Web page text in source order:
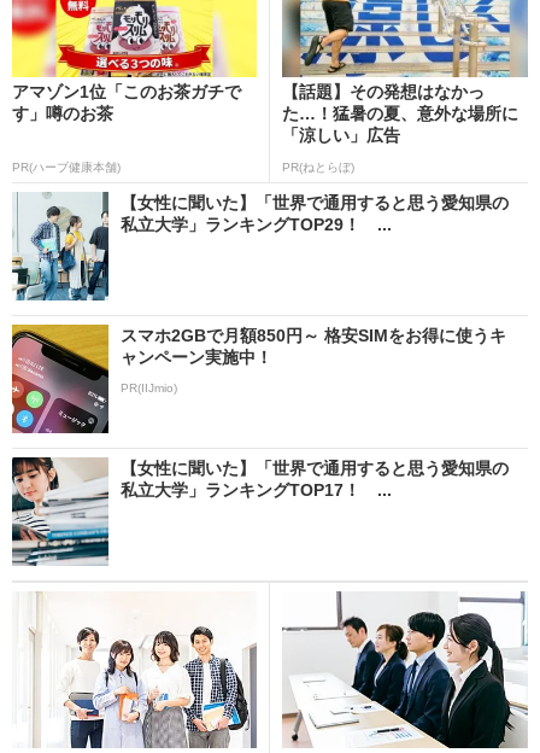
アマゾン1位「このお茶ガチで
す」噂のお茶
PR(ハーブ健康本舗)
【話題】その発想はなかっ
た…！猛暑の夏、意外な場所に
「涼しい」広告
PR(ねとらぼ)
【女性に聞いた】「世界で通用すると思う愛知県の
私立大学」ランキングTOP29！ ...
スマホ2GBで月額850円～ 格安SIMをお得に使うキ
ャンペーン実施中！
PR(IIJmio)
【女性に聞いた】「世界で通用すると思う愛知県の
私立大学」ランキングTOP17！ ...